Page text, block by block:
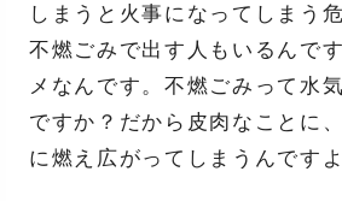
しまうと火事になってしまう
不燃ごみで出す人もいるんで
メなんです。不燃ごみって水
ですか？だから皮肉なことに
に燃え広がってしまうんですよ